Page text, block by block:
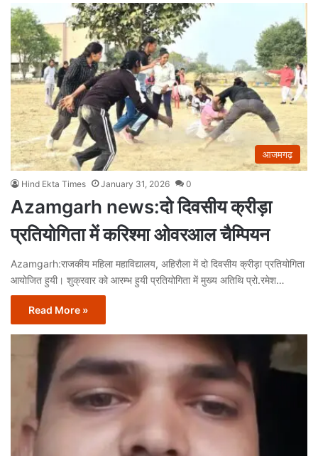
आजमगढ़
Hind Ekta Times January 31, 2026 0
Azamgarh news:दो दिवसीय क्रीड़ा
प्रतियोगिता में करिश्मा ओवरआल चैम्पियन
Azamgarh:राजकीय महिला महाविद्यालय, अहिरौला में दो दिवसीय क्रीड़ा प्रतियोगिता
आयोजित हुयी। शुक्रवार को आरम्भ हुयी प्रतियोगिता में मुख्य अतिथि प्रो.रमेश…
Read More »